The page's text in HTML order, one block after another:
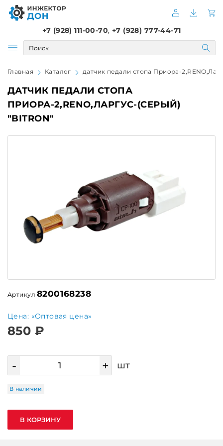
+7 (928) 111-00-70, +7 (928) 777-44-71
Главная Каталог датчик педали стопа Приора-
ДАТЧИК ПЕДАЛИ СТОПА
ПРИОРА-2,RENO,ЛАРГУС-(СЕРЫЙ)
"BITRON"
Артикул 8200168238
Цена: «Оптовая цена»
850 ₽
- + шт
В наличии
В КОРЗИНУ